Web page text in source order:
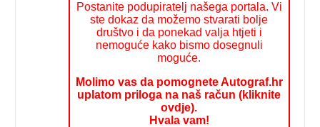
Postanite podupiratelj našega portala. Vi
ste dokaz da možemo stvarati bolje
društvo i da ponekad valja htjeti i
nemoguće kako bismo dosegnuli
moguće.
Molimo vas da pomognete Autograf.hr
uplatom priloga na naš račun (kliknite
ovdje).
Hvala vam!